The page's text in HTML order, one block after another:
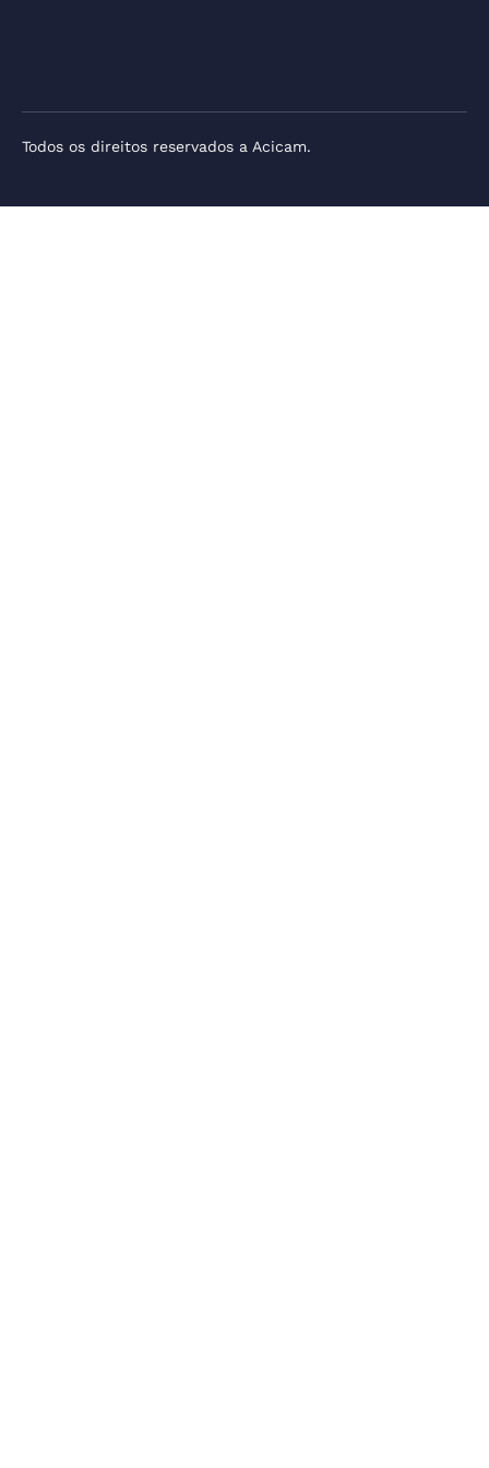
Todos os direitos reservados a Acicam.